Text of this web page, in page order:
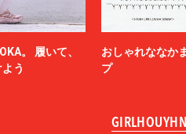
。 履いて、
う
おしゃれななか
プ